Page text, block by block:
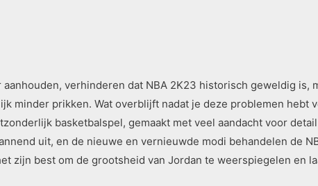
verhinderen dat NBA 2K23 historisch geweldig is,
minder prikken. Wat overblijft nadat je deze problemen hebt
basketbalspel, gemaakt met veel aandacht voor
uit, en de nieuwe en vernieuwde modi behandelen de
zijn best om de grootsheid van Jordan te weerspiegelen en